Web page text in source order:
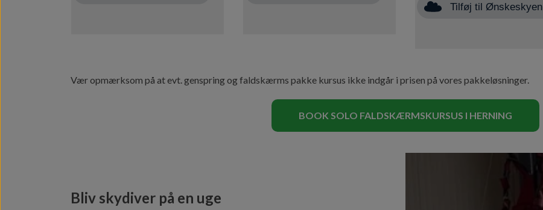
Tilføj til Ønskeskyen
Vær opmærksom på at evt. genspring og faldskærms pakke kursus ikke indgår i prisen på vores pakkeløsninger.
BOOK SOLO FALDSKÆRMSKURSUS I HERNING
Bliv skydiver på en uge